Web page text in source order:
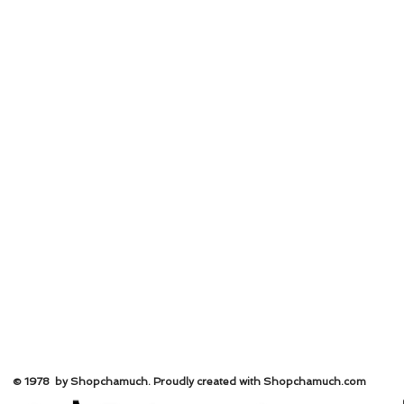
© 1978 by Shopchamuch. Proudly created with Shopchamuch.com